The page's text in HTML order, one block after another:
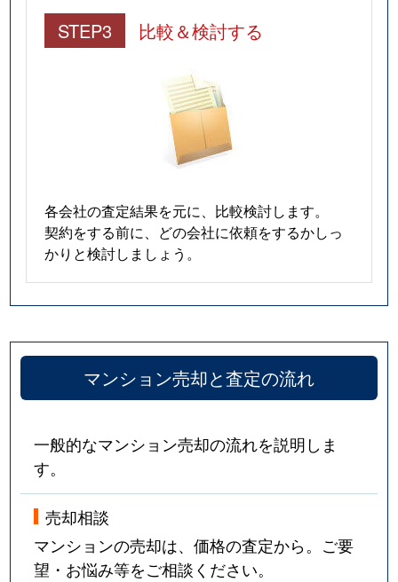
STEP3 比較＆検討する
各会社の査定結果を元に、比較検討します。
契約をする前に、どの会社に依頼をするかしっ
かりと検討しましょう。
マンション売却と査定の流れ
一般的なマンション売却の流れを説明しま
す。
売却相談
マンションの売却は、価格の査定から。ご要
望・お悩み等をご相談ください。